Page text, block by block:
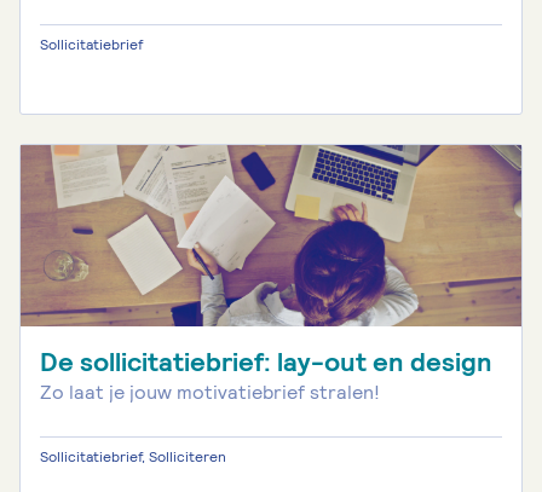
Sollicitatiebrief
De sollicitatiebrief: lay-out en design
Zo laat je jouw motivatiebrief stralen!
Sollicitatiebrief, Solliciteren